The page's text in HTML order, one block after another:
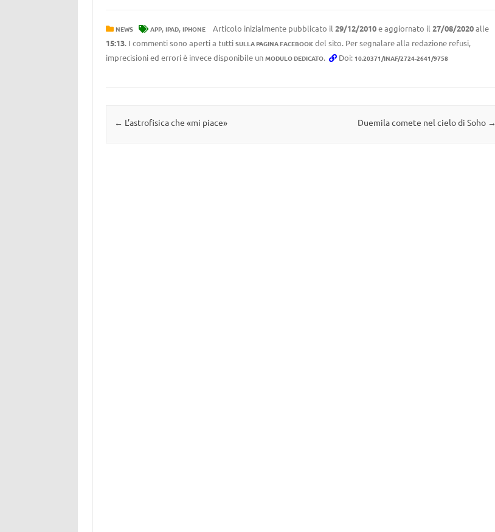
NEWS APP, IPAD, IPHONE Articolo inizialmente pubblicato il 29/12/2010e aggiornato il 27/08/2020alle
15:13. I commenti sono aperti a tutti SULLA PAGINA FACEBOOKdel sito. Per segnalare alla redazione refusi,
imprecisioni ed errori è invece disponibile un MODULO DEDICATO. Doi: 10.20371/INAF/2724-2641/9758
Navigazione articolo
← L’astrofisica che «mi piace» Duemila comete nel cielo di Soho →